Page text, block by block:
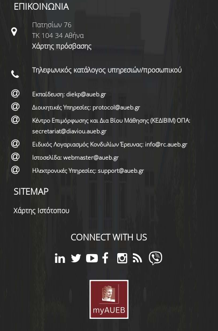
ΕΠΙΚΟΙΝΩΝΙΑ
Πατησίων 76
ΤΚ 104 34 Αθήνα
Χάρτης πρόσβασης
Τηλεφωνικός κατάλογος υπηρεσιών/προσωπικού
Εκπαίδευση: diekp@aueb.gr
Διοικητικές Υπηρεσίες: protocol@aueb.gr
Κέντρο Επιμόρφωσης και Δια Βίου Μάθησης (ΚΕΔΙΒΙΜ) ΟΠΑ:
secretariat@diaviou.aueb.gr
Ειδικός Λογαριασμός Κονδυλίων Έρευνας: info@rc.aueb.gr
Ιστοσελίδα: webmaster@aueb.gr
Ηλεκτρονικές Υπηρεσίες: support@aueb.gr
SITEMAP
Χάρτης Ιστότοπου
CONNECT WITH US